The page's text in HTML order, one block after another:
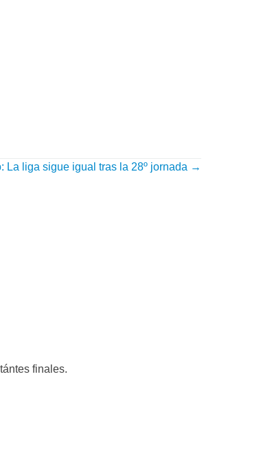
La liga sigue igual tras la 28º jornada →
finales.